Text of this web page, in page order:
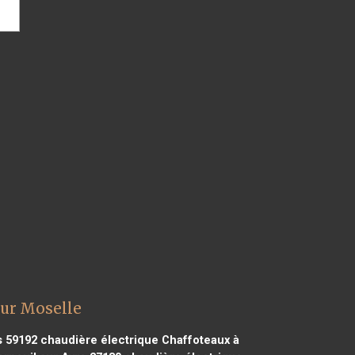
Moselle
chaudière électrique Chaffoteaux à